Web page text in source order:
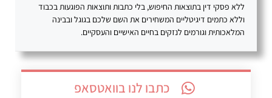
ללא פסקי דין בתוצאות החיפוש, בלי כתבות ותוצאות הפוגעות בכבוד
וללא כתמים דיגיטליים המשחירים את השם שלכם בגוגל ובבינה
המלאכותית וגורמים לנזקים בחיים האישיים והעסקיים.
כתבו לנו בוואטסאפ